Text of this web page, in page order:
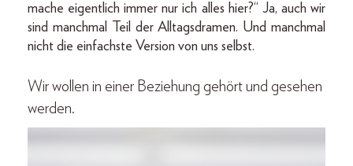
mache eigentlich immer nur ich alles hier?“ Ja, auch wir
sind manchmal Teil der Alltagsdramen. Und manchmal
nicht die einfachste Version von uns selbst.
Wir wollen in einer Beziehung gehört und gesehen
werden.